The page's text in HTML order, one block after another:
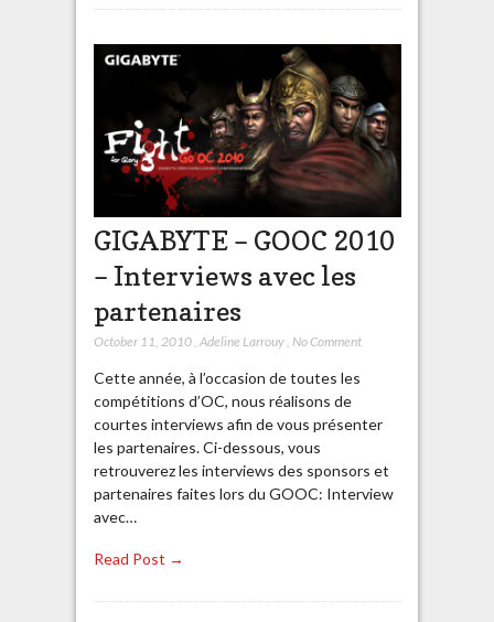
GIGABYTE – GOOC 2010
– Interviews avec les
partenaires
October 11, 2010, Adeline Larrouy, No Comment
Cette année, à l’occasion de toutes les
compétitions d’OC, nous réalisons de
courtes interviews afin de vous présenter
les partenaires. Ci-dessous, vous
retrouverez les interviews des sponsors et
partenaires faites lors du GOOC: Interview
avec…
Read Post →